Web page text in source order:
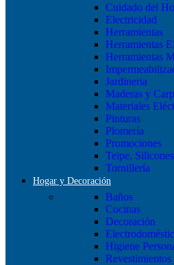
Cuidado del
Electricidad
Herramientas
Herramientas
Herramientas
Jardineria
Maderas y
Materiales
Pinturas
Plomería
Promociones
Teipe,
Tornillería
Hogar y Decoración
Baños
Cocinas
Decoración
Higiene
Revestimientos